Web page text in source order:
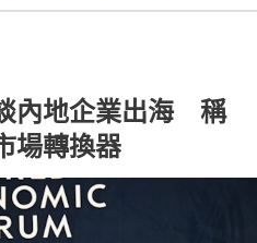
內地企業出海 稱
場轉換器